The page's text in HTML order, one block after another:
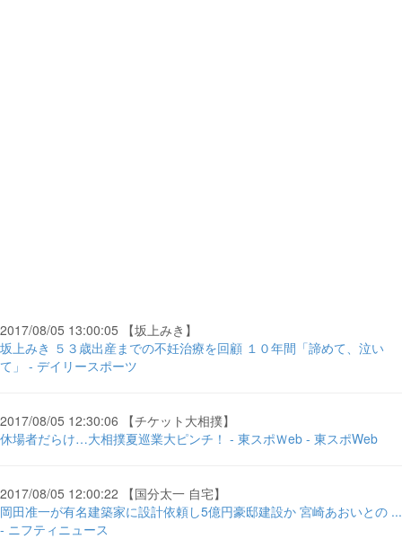
2017/08/05 13:00:05 【坂上みき】
坂上みき ５３歳出産までの不妊治療を回顧 １０年間「諦めて、泣い
て」 - デイリースポーツ
2017/08/05 12:30:06 【チケット大相撲】
休場者だらけ…大相撲夏巡業大ピンチ！ - 東スポＷeb - 東スポWeb
2017/08/05 12:00:22 【国分太一 自宅】
岡田准一が有名建築家に設計依頼し5億円豪邸建設か 宮崎あおいとの ...
- ニフティニュース